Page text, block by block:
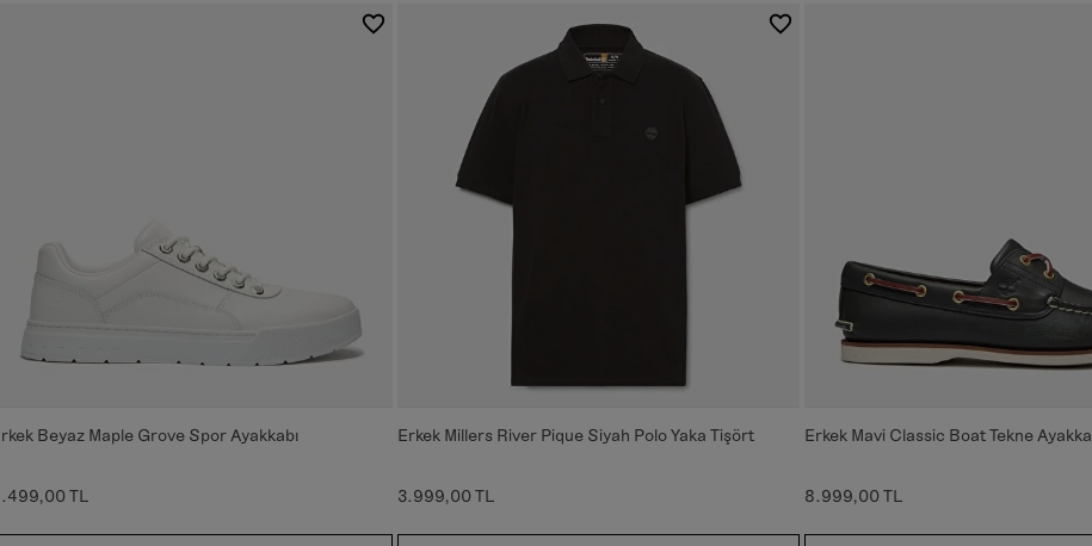
Beyaz Maple Grove Spor Ayakkabı
TL
Erkek Millers River Pique Siyah Polo Yaka Tişört
3.999,00 TL
Erkek Mavi Classic Boat Tekne
8.999,00 TL